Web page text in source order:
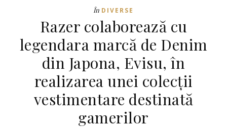
În DIVERSE
Razer colaborează cu
legendara marcă de Denim
din Japona, Evisu, în
realizarea unei colecții
vestimentare destinată
gamerilor